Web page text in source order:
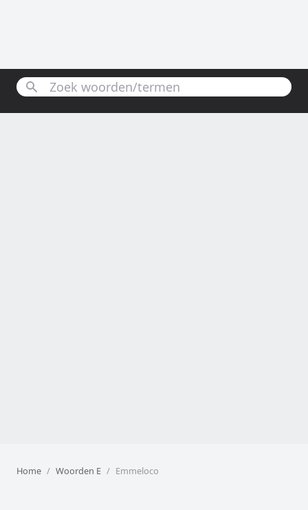
Home Woorden E Emmeloco